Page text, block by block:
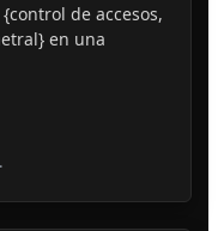
de accesos,
en una